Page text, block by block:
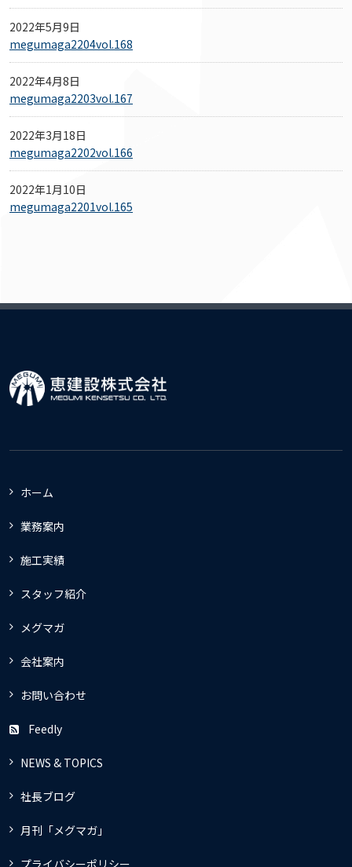
2022年5月9日
megumaga2204vol.168
2022年4月8日
megumaga2203vol.167
2022年3月18日
megumaga2202vol.166
2022年1月10日
megumaga2201vol.165
ホーム
業務案内
施工実績
スタッフ紹介
メグマガ
会社案内
お問い合わせ
Feedly
NEWS & TOPICS
社長ブログ
月刊「メグマガ」
プライバシーポリシー